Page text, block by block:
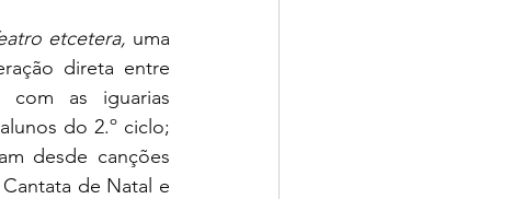
etcetera, uma
direta entre
com as iguarias
do 2.º ciclo;
desde canções
de Natal e